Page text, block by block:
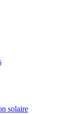
solaire